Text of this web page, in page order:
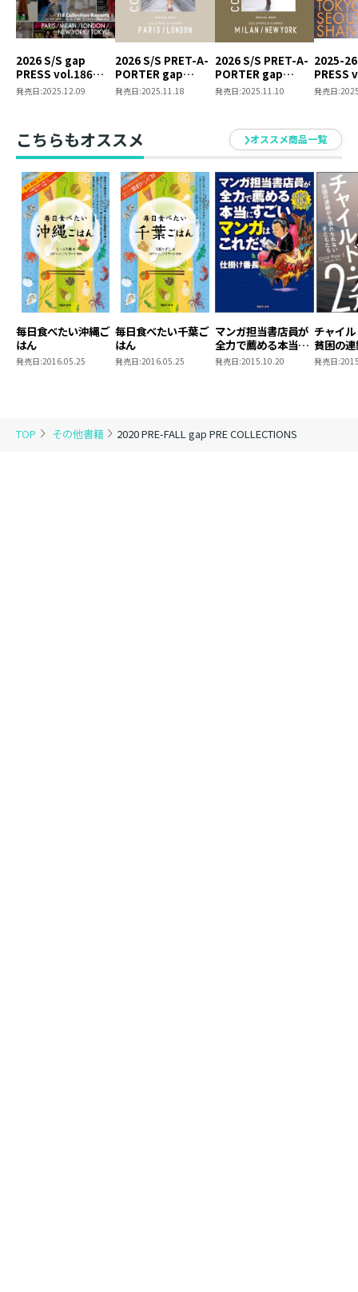
TOP その他書籍 2020 PRE-FALL gap PRE COLLECTIONS
2026 S/S gap
PRESS vol.186
PARIS / MILAN /
発売日:2025.12.09
2026 S/S PRET-A-
PORTER gap
COLLECTIONS
発売日:2025.11.18
2026 S/S PRET-A-
PORTER gap
COLLECTIONS
発売日:2025.11.10
2025-
PRESS
TOKYO
発売日:
こちらもオススメ オススメ商品一覧
毎日食べたい沖縄ご
はん
発売日:2016.05.25
毎日食べたい千葉ご
はん
発売日:2016.05.25
マンガ担当書店員が
全力で薦める本当に
すごいマンガはこれ
発売日:2015.10.20
チャイ
貧困の
られな
発売日: